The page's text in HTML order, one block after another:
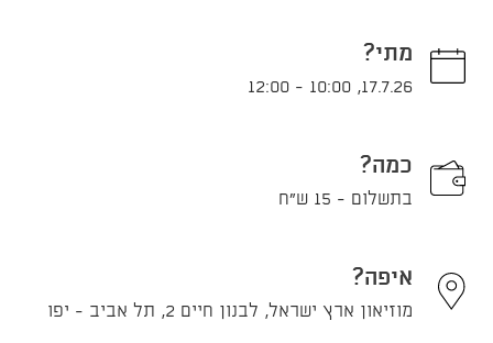
מתי?
17.7.26
,
10:00
-
12:00
כמה?
בתשלום - 15 ‏‏ש"ח
איפה?
מוזיאון ארץ ישראל, לבנון חיים 2, תל אביב - יפו